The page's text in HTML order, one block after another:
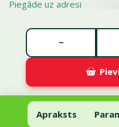
Piegāde uz adresi
−
Līdzeklis pret blusām, ērcēm
Pievienot grozam
Apraksts
Uz lapas sākumu